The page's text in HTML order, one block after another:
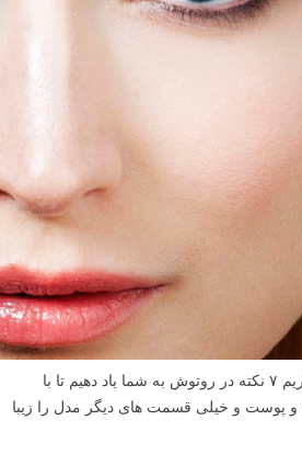
در این آموزش لنزک قصد داریم ۷ نکته در روتوش به شما یاد دهیم تا با
و پوست و خیلی قسمت های دیگر مدل را زیبا